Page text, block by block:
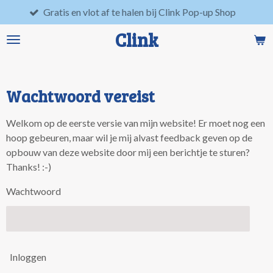
direct
naar
Clink
Gratis en vlot af te halen bij Clink Pop-up Shop
Wachtwoord vereist
Welkom op de eerste versie van mijn website! Er moet nog een
hoop gebeuren, maar wil je mij alvast feedback geven op de
opbouw van deze website door mij een berichtje te sturen?
Thanks! :-)
Wachtwoord
Inloggen